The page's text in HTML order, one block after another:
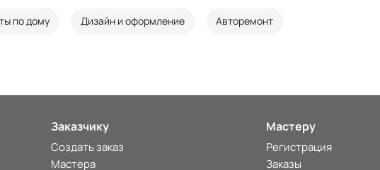
по дому Дизайн и оформление Авторемонт
Заказчику
Создать заказ
Мастера
Мастеру
Регистрация
Заказы